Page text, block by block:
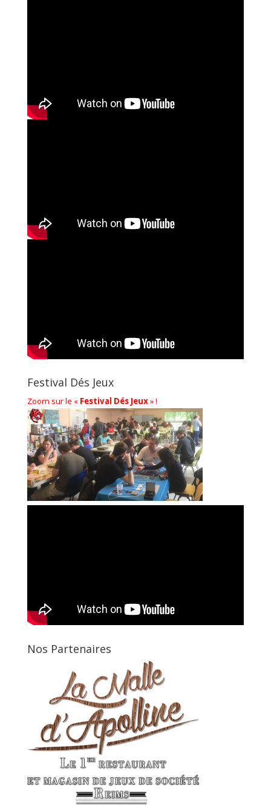
Festival Dés Jeux
Zoom sur le « Festival Dés Jeux» !
Nos Partenaires